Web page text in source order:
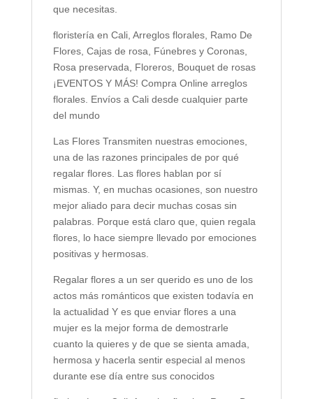
que necesitas.
floristería en Cali, Arreglos florales, Ramo De
Flores, Cajas de rosa, Fúnebres y Coronas,
Rosa preservada, Floreros, Bouquet de rosas
¡EVENTOS Y MÁS! Compra Online arreglos
florales. Envíos a Cali desde cualquier parte
del mundo
Las Flores Transmiten nuestras emociones,
una de las razones principales de por qué
regalar flores. Las flores hablan por sí
mismas. Y, en muchas ocasiones, son nuestro
mejor aliado para decir muchas cosas sin
palabras. Porque está claro que, quien regala
flores, lo hace siempre llevado por emociones
positivas y hermosas.
Regalar flores a un ser querido es uno de los
actos más románticos que existen todavía en
la actualidad Y es que enviar flores a una
mujer es la mejor forma de demostrarle
cuanto la quieres y de que se sienta amada,
hermosa y hacerla sentir especial al menos
durante ese día entre sus conocidos